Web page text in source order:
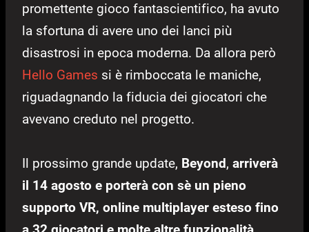
promettente gioco fantascientifico, ha avuto
la sfortuna di avere uno dei lanci più
disastrosi in epoca moderna. Da allora però
Hello Games si è rimboccata le maniche,
riguadagnando la fiducia dei giocatori che
avevano creduto nel progetto.
Il prossimo grande update, Beyond, arriverà
il 14 agosto e porterà con sè un pieno
supporto VR, online multiplayer esteso fino